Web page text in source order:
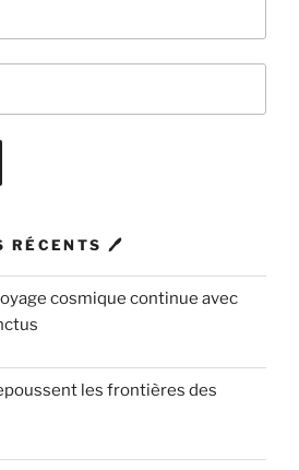
RÉCENTS 🖊
cosmique continue avec
les frontières des